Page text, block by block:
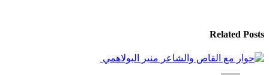
Related Posts